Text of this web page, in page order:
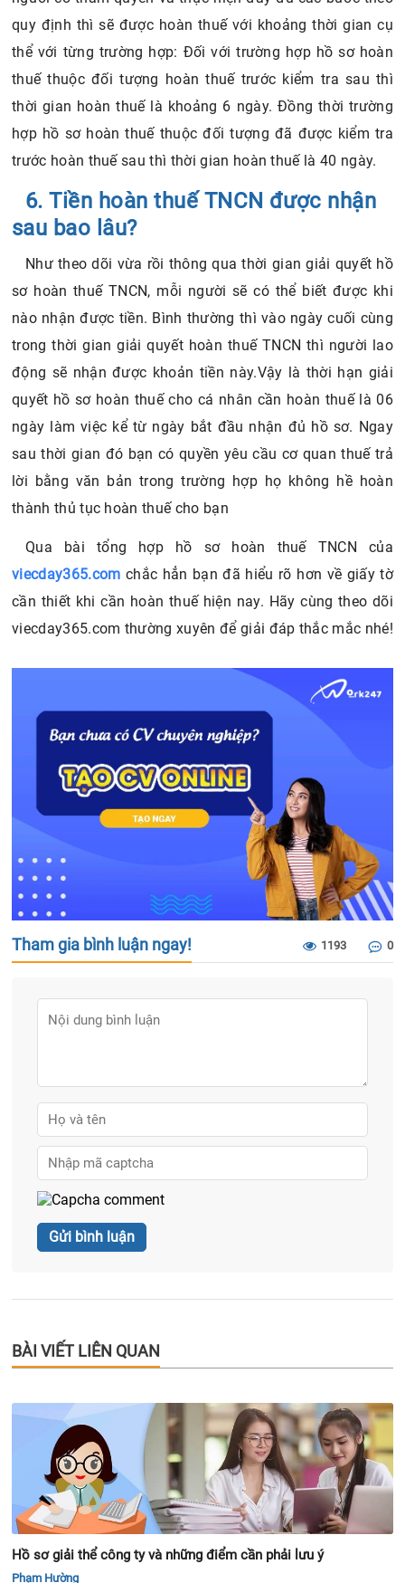
quy định thì sẽ được hoàn thuế với khoảng thời gian cụ
thể với từng trường hợp: Đối với trường hợp hồ sơ hoàn
thuế thuộc đối tượng hoàn thuế trước kiểm tra sau thì
thời gian hoàn thuế là khoảng 6 ngày. Đồng thời trường
hợp hồ sơ hoàn thuế thuộc đối tượng đã được kiểm tra
trước hoàn thuế sau thì thời gian hoàn thuế là 40 ngày.
6. Tiền hoàn thuế TNCN được nhận
sau bao lâu?
Như theo dõi vừa rồi thông qua thời gian giải quyết hồ
sơ hoàn thuế TNCN, mỗi người sẽ có thể biết được khi
nào nhận được tiền. Bình thường thì vào ngày cuối cùng
trong thời gian giải quyết hoàn thuế TNCN thì người lao
động sẽ nhận được khoản tiền này.Vậy là thời hạn giải
quyết hồ sơ hoàn thuế cho cá nhân cần hoàn thuế là 06
ngày làm việc kể từ ngày bắt đầu nhận đủ hồ sơ. Ngay
sau thời gian đó bạn có quyền yêu cầu cơ quan thuế trả
lời bằng văn bản trong trường hợp họ không hề hoàn
thành thủ tục hoàn thuế cho bạn
Qua bài tổng hợp hồ sơ hoàn thuế TNCN của
viecday365.com chắc hẳn bạn đã hiểu rõ hơn về giấy tờ
cần thiết khi cần hoàn thuế hiện nay. Hãy cùng theo dõi
viecday365.com thường xuyên để giải đáp thắc mắc nhé!
Tham gia bình luận ngay! 1193 0
BÀI VIẾT LIÊN QUAN
Hồ sơ giải thể công ty và những điểm cần phải lưu ý
Phạm Hường